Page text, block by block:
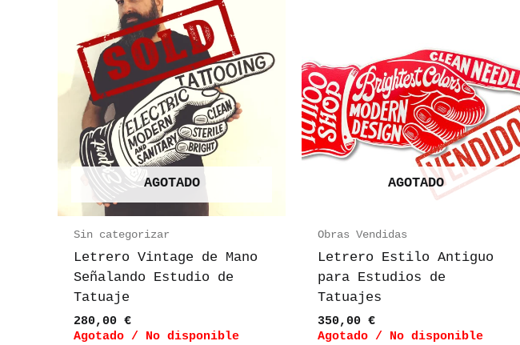
AGOTADO
Sin categorizar
Letrero Vintage de Mano
Señalando Estudio de
Tatuaje
280,00€
Agotado / No disponible
AGOTADO
Obras Vendidas
Letrero Estilo Antiguo
para Estudios de
Tatuajes
350,00€
Agotado / No disponible